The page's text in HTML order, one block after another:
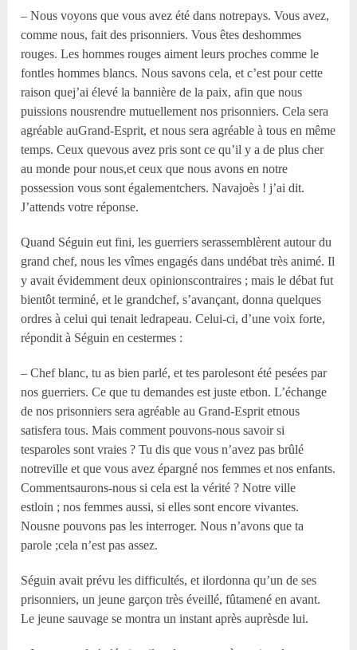
– Nous voyons que vous avez été dans notrepays. Vous avez,
comme nous, fait des prisonniers. Vous êtes deshommes
rouges. Les hommes rouges aiment leurs proches comme le
fontles hommes blancs. Nous savons cela, et c’est pour cette
raison quej’ai élevé la bannière de la paix, afin que nous
puissions nousrendre mutuellement nos prisonniers. Cela sera
agréable auGrand-Esprit, et nous sera agréable à tous en même
temps. Ceux quevous avez pris sont ce qu’il y a de plus cher
au monde pour nous,et ceux que nous avons en notre
possession vous sont égalementchers. Navajoès ! j’ai dit.
J’attends votre réponse.
Quand Séguin eut fini, les guerriers serassemblèrent autour du
grand chef, nous les vîmes engagés dans undébat très animé. Il
y avait évidemment deux opinionscontraires ; mais le débat fut
bientôt terminé, et le grandchef, s’avançant, donna quelques
ordres à celui qui tenait ledrapeau. Celui-ci, d’une voix forte,
répondit à Séguin en cestermes :
– Chef blanc, tu as bien parlé, et tes parolesont été pesées par
nos guerriers. Ce que tu demandes est juste etbon. L’échange
de nos prisonniers sera agréable au Grand-Esprit etnous
satisfera tous. Mais comment pouvons-nous savoir si
tesparoles sont vraies ? Tu dis que vous n’avez pas brûlé
notreville et que vous avez épargné nos femmes et nos enfants.
Commentsaurons-nous si cela est la vérité ? Notre ville
estloin ; nos femmes aussi, si elles sont encore vivantes.
Nousne pouvons pas les interroger. Nous n’avons que ta
parole ;cela n’est pas assez.
Séguin avait prévu les difficultés, et ilordonna qu’un de ses
prisonniers, un jeune garçon très éveillé, fûtamené en avant.
Le jeune sauvage se montra un instant après auprèsde lui.